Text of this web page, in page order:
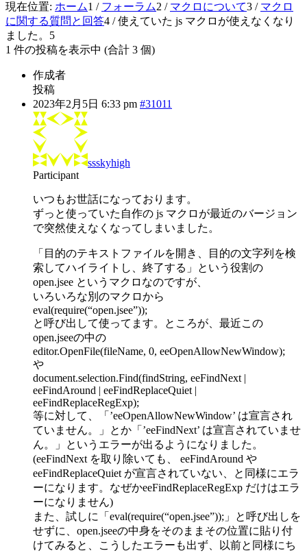
現在位置: ホーム1 / フォーラム2 / マクロについて3 / マクロ
に関する質問と回答4 / 使えていた js マクロが使えなくなり
ました。 5
1 件の投稿を表示中 (合計 3 個)
作成者
投稿
2023年2月5日 6:33 pm #31011
ssskyhigh
Participant
いつもお世話になっております。
ずっと使っていた自作の js マクロが最近のバージョン
で突然使えなくなってしまいました。
「目的のテキストファイルを開き、目的の文字列を検
索してハイライトし、終了する」という役割の
open.jsee というマクロなのですが、
いろいろな別のマクロから
eval(require(“open.jsee”));
と呼び出して使ってます。ところが、最近この
open.jseeの中の
editor.OpenFile(fileName, 0, eeOpenAllowNewWindow);
や
document.selection.Find(findString, eeFindNext |
eeFindAround | eeFindReplaceQuiet |
eeFindReplaceRegExp);
等に対して、「’eeOpenAllowNewWindow’ は宣言され
ていません。」とか「’eeFindNext’ は宣言されていませ
ん。」というエラーが出るようになりました。
(eeFindNext を取り除いても、 eeFindAround や
eeFindReplaceQuiet が宣言されていない、と同様にエラ
ーになります。なぜかeeFindReplaceRegExp だけはエラ
ーになりません)
また、試しに「eval(require(“open.jsee”));」と呼び出しを
せずに、open.jseeの中身をそのままその位置に貼り付
けてみると、こうしたエラーも出ず、以前と同様にち